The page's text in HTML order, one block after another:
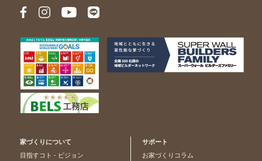
家づくりについて
目指すコト - ビジョン
サポート
お家づくりコラム